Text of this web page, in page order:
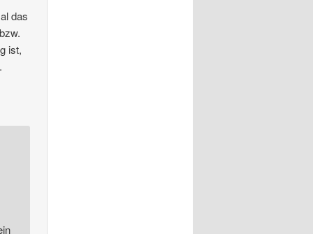
das
ist,